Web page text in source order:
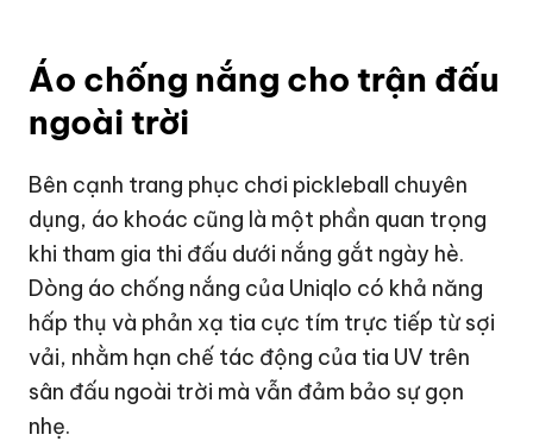
Áo chống nắng cho trận đấu
ngoài trời
Bên cạnh trang phục chơi pickleball chuyên
dụng, áo khoác cũng là một phần quan trọng
khi tham gia thi đấu dưới nắng gắt ngày hè.
Dòng áo chống nắng của Uniqlo có khả năng
hấp thụ và phản xạ tia cực tím trực tiếp từ sợi
vải, nhằm hạn chế tác động của tia UV trên
sân đấu ngoài trời mà vẫn đảm bảo sự gọn
nhẹ.